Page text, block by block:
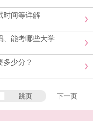
时间等详解
、能考哪些大学
多少分？
跳页 下一页